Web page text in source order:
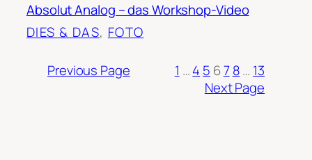
Absolut Analog – das Workshop-Video
DIES & DAS, FOTO
Previous Page 1 …4 5 67 8… 13
Next Page